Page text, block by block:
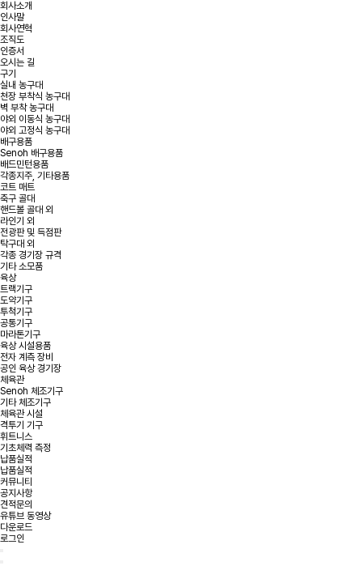
회사소개
인사말
회사연혁
조직도
인증서
오시는 길
구기
실내 농구대
천장 부착식 농구대
벽 부착 농구대
야외 이동식 농구대
야외 고정식 농구대
배구용품
Senoh 배구용품
배드민턴용품
각종지주, 기타용품
코트 매트
축구 골대
핸드볼 골대 외
라인기 외
전광판 및 득점판
탁구대 외
각종 경기장 규격
기타 소모품
육상
트랙기구
도약기구
투척기구
공통기구
마라톤기구
육상 시설용품
전자 계측 장비
공인 육상 경기장
체육관
Senoh 체조기구
기타 체조기구
체육관 시설
격투기 기구
휘트니스
기초체력 측정
납품실적
납품실적
커뮤니티
공지사항
견적문의
유튜브 동영상
다운로드
로그인